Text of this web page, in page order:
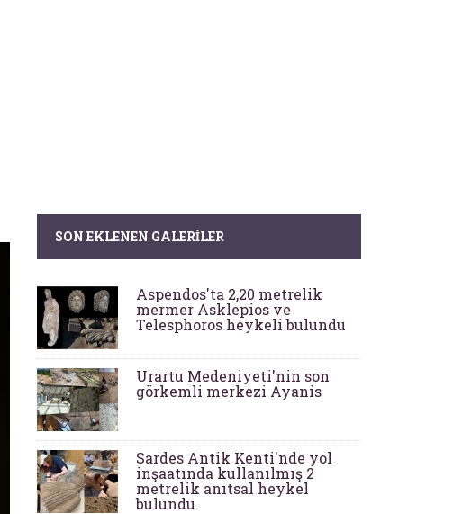
SON EKLENEN GALERILER
Aspendos'ta 2,20 metrelik
mermer Asklepios ve
Telesphoros heykeli bulundu
Urartu Medeniyeti'nin son
görkemli merkezi Ayanis
Sardes Antik Kenti'nde yol
inşaatında kullanılmış 2
metrelik anıtsal heykel
bulundu